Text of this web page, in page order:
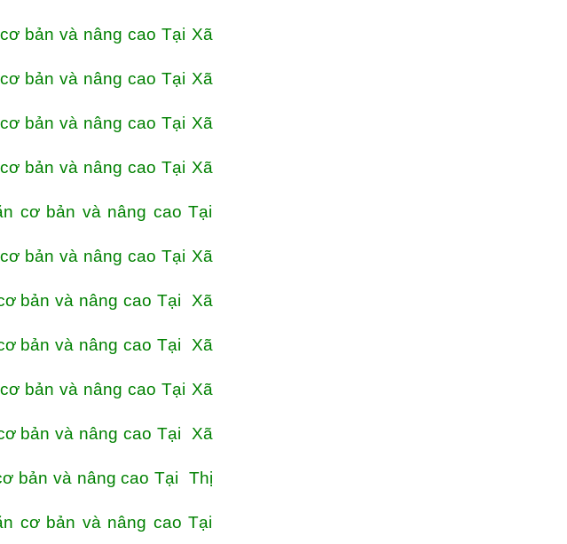
bản và nâng cao Tại Xã
bản và nâng cao Tại Xã
bản và nâng cao Tại Xã
bản và nâng cao Tại Xã
cơ bản và nâng cao Tại
bản và nâng cao Tại Xã
bản và nâng cao Tại Xã
bản và nâng cao Tại Xã
bản và nâng cao Tại Xã
bản và nâng cao Tại Xã
bản và nâng cao Tại Thị
cơ bản và nâng cao Tại